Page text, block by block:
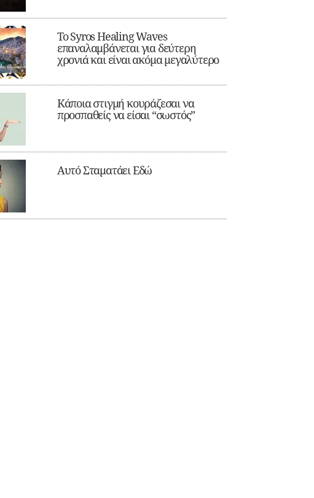
Το Syros Healing Waves
επαναλαμβάνεται για δεύτερη
χρονιά και είναι ακόμα μεγαλύτερο
Κάποια στιγμή κουράζεσαι να
προσπαθείς να είσαι “σωστός”
Αυτό Σταματάει Εδώ